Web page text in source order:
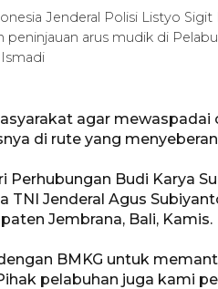
Jenderal Polisi Listyo
arus mudik di
agar mewaspadai
di rute yang
Perhubungan Budi Karya
TNI Jenderal Agus
Jembrana, Bali, Kamis.
BMKG untuk
pelabuhan juga kami